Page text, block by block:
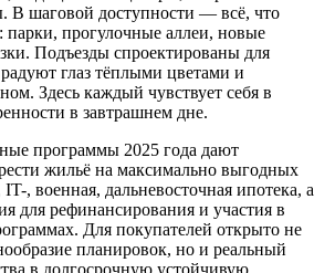
В шаговой доступности — всё, что
парки, прогулочные аллеи, новые
Подъезды спроектированы для
глаз тёплыми цветами и
Здесь каждый чувствует себя в
в завтрашнем дне.
программы 2025 года дают
жильё на максимально выгодных
, военная, дальневосточная ипотека, а
для рефинансирования и участия в
Для покупателей открыто не
планировок, но и реальный
в долгосрочную устойчивую